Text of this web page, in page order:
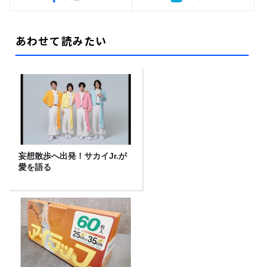
あわせて読みたい
妄想散歩へ出発！サカイJr.が
愛を語る